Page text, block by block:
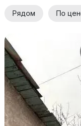
Рядом По